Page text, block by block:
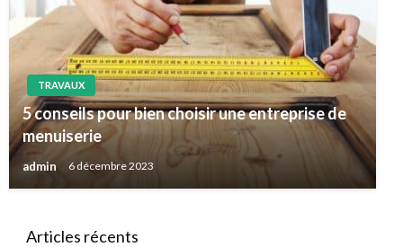
TRAVAUX
5 conseils pour bien choisir une entreprise de
menuiserie
admin 6 décembre 2023
Articles récents